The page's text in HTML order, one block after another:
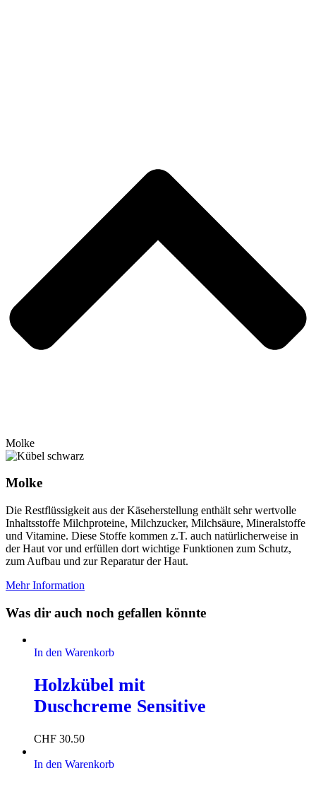
Molke
Molke
Die Restflüssigkeit aus der Käseherstellung enthält sehr wertvolle
Inhaltsstoffe Milchproteine, Milchzucker, Milchsäure, Mineralstoffe
und Vitamine. Diese Stoffe kommen z.T. auch natürlicherweise in
der Haut vor und erfüllen dort wichtige Funktionen zum Schutz,
zum Aufbau und zur Reparatur der Haut.
Mehr Information
Was dir auch noch gefallen könnte
In den Warenkorb
Holzkübel mit
Duschcreme Sensitive
CHF 30.50
In den Warenkorb